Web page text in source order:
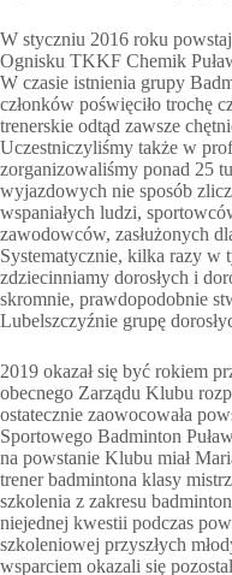
W styczniu 2016 roku
Ognisku TKKF Chemik
W czasie istnienia grupy
członków poświęciło trochę
trenerskie odtąd zawsze
Uczestniczyliśmy także w
zorganizowaliśmy ponad 25
wyjazdowych nie sposób
wspaniałych ludzi,
zawodowców, zasłużonych
Systematycznie, kilka razy w
zdziecinniamy dorosłych i
skromnie, prawdopodobnie
Lubelszczyźnie grupę
2019 okazał się być rokiem
obecnego Zarządu Klubu
ostatecznie zaowocowała
Sportowego Badminton
na powstanie Klubu miał
trener badmintona klasy
szkolenia z zakresu
niejednej kwestii podczas
szkoleniowej przyszłych
wsparciem okazali się